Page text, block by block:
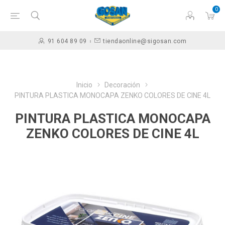
0
91 604 89 09 tiendaonline@sigosan.com
Inicio
Decoración
PINTURA PLASTICA MONOCAPA ZENKO COLORES DE CINE 4L
PINTURA PLASTICA MONOCAPA
ZENKO COLORES DE CINE 4L